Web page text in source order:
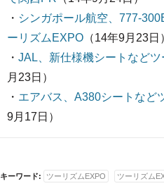
・ シンガポール航空、777-
ーリズムEXPO （14年9月23日
・ JAL、新仕様機シートなど
月23日）
・ エアバス、A380シートなど
9月17日）
キーワード: ツーリズムEXPO ツーリズム